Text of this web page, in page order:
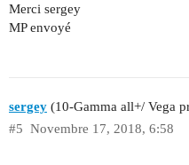
Merci sergey
MP envoyé
sergey (10-Gamma all+/ Vega
Novembre 17, 2018, 6:58
#5